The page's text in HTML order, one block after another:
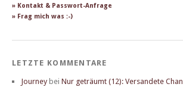
» Kontakt & Passwort-Anfrage
» Frag mich was :-)
LETZTE KOMMENTARE
Journey bei Nur geträumt (12): Versandete